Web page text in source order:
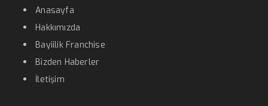
Anasayfa
Hakkımızda
Bayiilik Franchise
Bizden Haberler
İletişim